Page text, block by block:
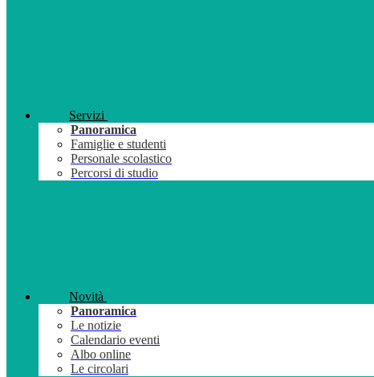
Servizi
Panoramica
Famiglie e studenti
Personale scolastico
Percorsi di studio
Novità
Panoramica
Le notizie
Calendario eventi
Albo online
Le circolari